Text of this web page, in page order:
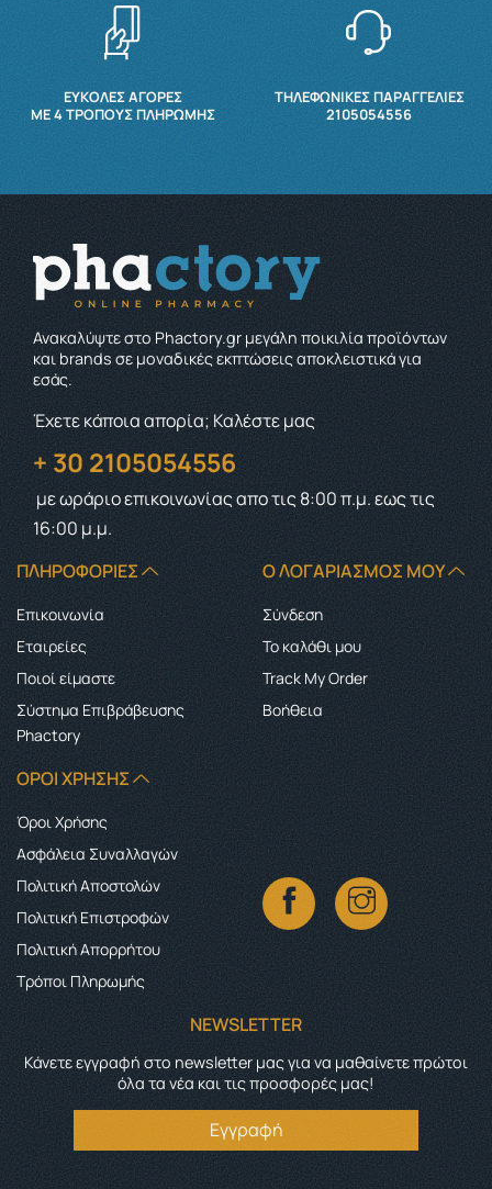
ΕΥΚΟΛΕΣ ΑΓΟΡΕΣ
ΜΕ 4 ΤΡΌΠΟΥΣ ΠΛΗΡΩΜΉΣ
ΤΗΛΕΦΩΝΙΚΕΣ ΠΑΡΑΓΓΕΛΙΕΣ
2105054556
Ανακαλύψτε στο Phactory.gr μεγάλη ποικιλία προϊόντων
και brands σε μοναδικές εκπτώσεις αποκλειστικά για
εσάς.
Έχετε κάποια απορία; Καλέστε μας
+ 30 2105054556
με ωράριο επικοινωνίαςαπο τις 8:00 π.μ. εως τις
16:00 μ.μ.
ΠΛΗΡΟΦΟΡΊΕΣ
Επικοινωνία
Εταιρείες
Ποιοί είμαστε
Σύστημα Επιβράβευσης
Phactory
Ο ΛΟΓΑΡΙΑΣΜΌΣ ΜΟΥ
Σύνδεση
Το καλάθι μου
Track My Order
Boήθεια
ΌΡΟΙ ΧΡΉΣΗΣ
Όροι Χρήσης
Ασφάλεια Συναλλαγών
Πολιτική Αποστολών
Πολιτική Επιστροφών
Πολιτική Απορρήτου
Τρόποι Πληρωμής
NEWSLETTER
Κάνετε εγγραφή στο newsletter μας για να μαθαίνετε πρώτοι
όλα τα νέα και τις προσφορές μας!
Εγγραφή